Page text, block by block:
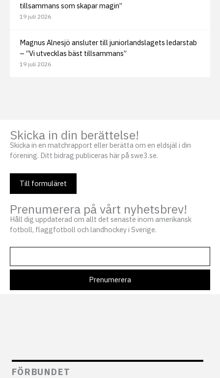
tillsammans som skapar magin”
19 juli 2026
Magnus Alnesjö ansluter till juniorlandslagets ledarstab
– ”Vi utvecklas bäst tillsammans”
19 juli 2026
Skicka in din berättelse!
Skicka in en matchrapport eller berätta om en eldsjäl i din
förening. Ditt bidrag publiceras här på swe3.se.
Till formuläret
Prenumerera på vårt nyhetsbrev!
Håll dig uppdaterad om allt det senaste inom amerikansk
fotboll, flaggfotboll och landhockey i Sverige.
FÖRBUNDET